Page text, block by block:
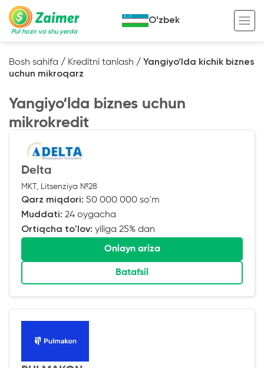
Pul hozir va shu yerda
Garov evaziga kredit
Avto garov evaziga kredit
Ko’chmas mulk garov evaziga kredit
Maxsus texnika garov evaziga kredit
Kredit onlayn
Tadbirkorlar uchun onlayn kredit
O‘zini o‘zi band qilganlar uchun onlayn
kredit
Foydali
Kreditingizning hayotiy tsikli
Kalkulyator
Oʻzbek
Bosh sahifa / Kreditni tanlash / Yangiyo‘lda kichik biznes
uchun mikroqarz
Yangiyo‘lda biznes uchun
mikrokredit
Delta
MKT, Litsenziya №28
Qarz miqdori: 50 000 000 so'm
Muddati: 24 oygacha
Ortiqcha to'lov: yiliga 25% dan
Onlayn ariza
Batafsil